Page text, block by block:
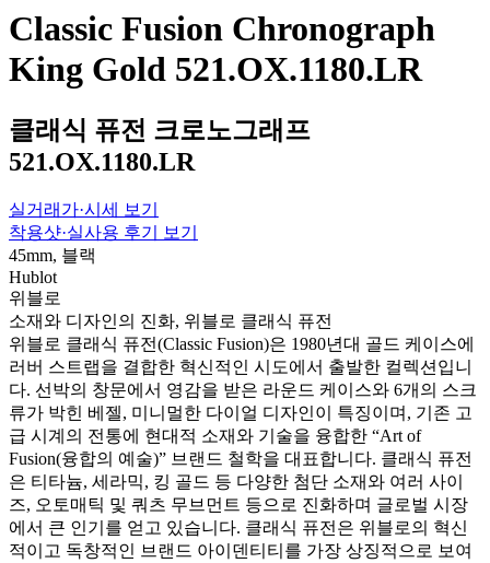
Classic Fusion Chronograph
King Gold 521.OX.1180.LR
클래식 퓨전 크로노그래프
521.OX.1180.LR
실거래가·시세 보기
착용샷·실사용 후기 보기
45mm, 블랙
Hublot
위블로
소재와 디자인의 진화, 위블로 클래식 퓨전
위블로 클래식 퓨전(Classic Fusion)은 1980년대 골드 케이스에
러버 스트랩을 결합한 혁신적인 시도에서 출발한 컬렉션입니
다. 선박의 창문에서 영감을 받은 라운드 케이스와 6개의 스크
류가 박힌 베젤, 미니멀한 다이얼 디자인이 특징이며, 기존 고
급 시계의 전통에 현대적 소재와 기술을 융합한 “Art of
Fusion(융합의 예술)” 브랜드 철학을 대표합니다. 클래식 퓨전
은 티타늄, 세라믹, 킹 골드 등 다양한 첨단 소재와 여러 사이
즈, 오토매틱 및 쿼츠 무브먼트 등으로 진화하며 글로벌 시장
에서 큰 인기를 얻고 있습니다. 클래식 퓨전은 위블로의 혁신
적이고 독창적인 브랜드 아이덴티티를 가장 상징적으로 보여